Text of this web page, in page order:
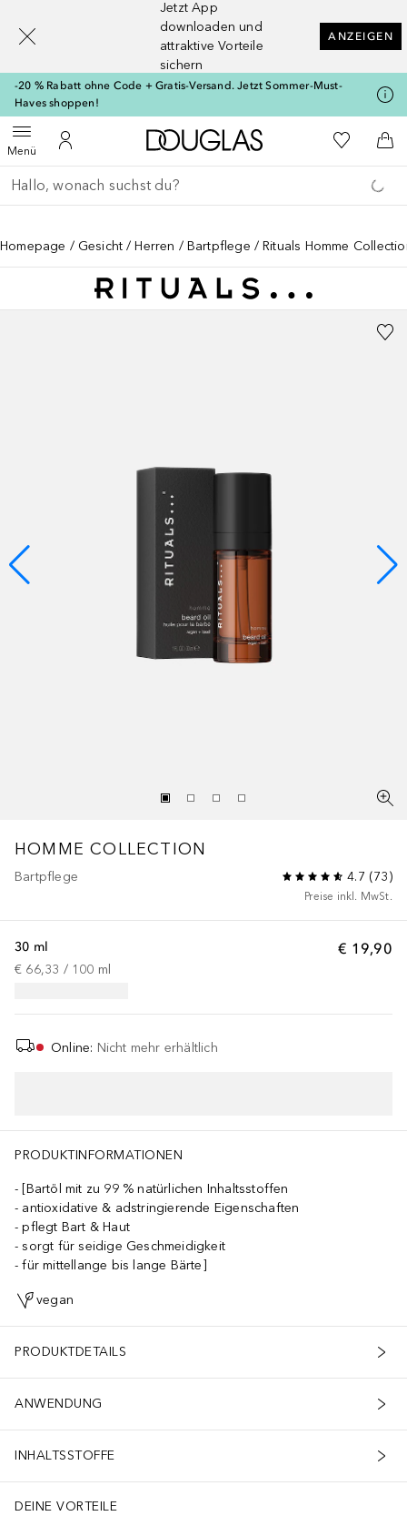
Jetzt App
downloaden und
attraktive Vorteile
sichern
ANZEIGEN
-20 % Rabatt ohne Code + Gratis-Versand. Jetzt Sommer-Must-
Haves shoppen!
MenüMenü öffnenZu Meinem Kundenkonto
Zur Douglas Startseite
Zu Meiner
Gehe zurück
Suche ausführen
Homepage Gesicht Herren Bartpflege Rituals Homme
HOMME COLLECTION
Bartpflege 4.7 (73)
Preise inkl. MwSt.
€ 19,90
30 ml
€ 66,33 / 100 ml
Online: Nicht mehr erhältlich
PRODUKTINFORMATIONEN
[Bartöl mit zu 99 % natürlichen Inhaltsstoffen
antioxidative & adstringierende Eigenschaften
pflegt Bart & Haut
sorgt für seidige Geschmeidigkeit
für mittellange bis lange Bärte]
vegan
PRODUKTDETAILS
ANWENDUNG
INHALTSSTOFFE
DEINE VORTEILE
[navigation.slideout.screenreader]